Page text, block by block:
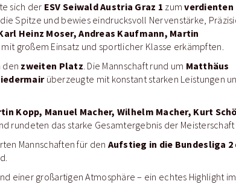
sich der ESV Seiwald Austria Graz 1 zumverdienten
Spitze und bewies eindrucksvoll Nervenstärke,
Heinz Moser, Andreas Kaufmann, Martin
großem Einsatz und sportlicher Klasse erkämpften.
den zweiten Platz. Die Mannschaft rund um Matthäus
überzeugte mit konstant starken Leistungen
Kopp, Manuel Macher, Wilhelm Macher, Kurt
rundeten das starke Gesamtergebnis der Meisterschaft
Mannschaften für den Aufstieg in die Bundesliga 2
einer großartigen Atmosphäre – ein echtes Highlight im